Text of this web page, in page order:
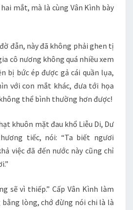
mắt, mà là cùng Vân Kình bày
đẫn, này đã không phải ghen tị
cô nương không quá nhiều xem
bị bức ép được gả cái quần lụa,
với con mắt khác, đưa tới họa
thể bình thường hơn được!
khuôn mặt đau khổ Liễu Di, Dư
tiếc, nói: “Ta biết ngươi
việc đã đến nước này cũng chỉ
sẽ vì thiếp.” Cấp Vân Kình làm
lòng, chớ đừng nói chi là là